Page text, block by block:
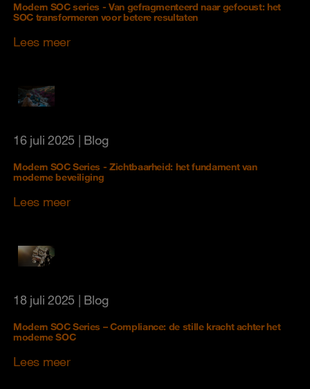
Modern SOC series - Van gefragmenteerd naar gefocust: het
SOC transformeren voor betere resultaten
Lees meer
16 juli 2025 | Blog
Modern SOC Series - Zichtbaarheid: het fundament van
moderne beveiliging
Lees meer
18 juli 2025 | Blog
Modern SOC Series – Compliance: de stille kracht achter het
moderne SOC
Lees meer